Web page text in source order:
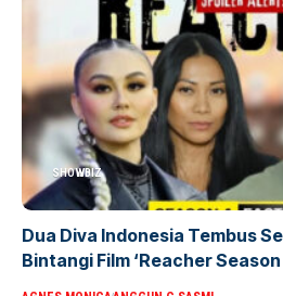
SHOWBIZ
Dua Diva Indonesia Tembus
Bintangi Film ‘Reacher Season